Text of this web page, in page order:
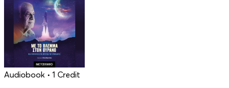
Audiobook • 1 Credit